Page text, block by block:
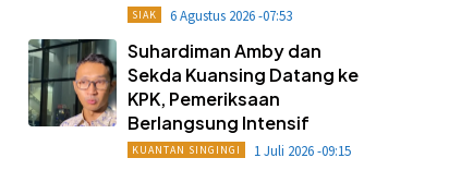
SIAK 6 Agustus 2026 -07:53
Suhardiman Amby dan
Sekda Kuansing Datang ke
KPK, Pemeriksaan
Berlangsung Intensif
KUANTAN SINGINGI 1 Juli 2026 -09:15